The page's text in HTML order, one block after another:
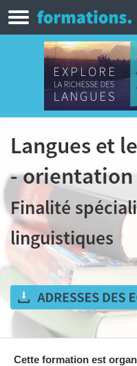
Langues et
- orientation
Finalité
linguistiques
Cette formation est